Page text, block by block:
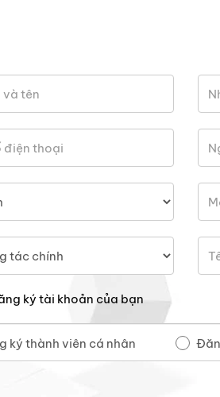
ký tài khoản của bạn
ký thành viên cá nhân